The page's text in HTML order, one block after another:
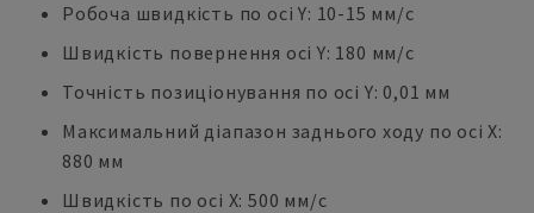
Робоча швидкість по осі Y: 10-15 мм/с
Швидкість повернення осі Y: 180 мм/с
Точність позиціонування по осі Y: 0,01 мм
Максимальний діапазон заднього ходу по осі X:
880 мм
Швидкість по осі X: 500 мм/с